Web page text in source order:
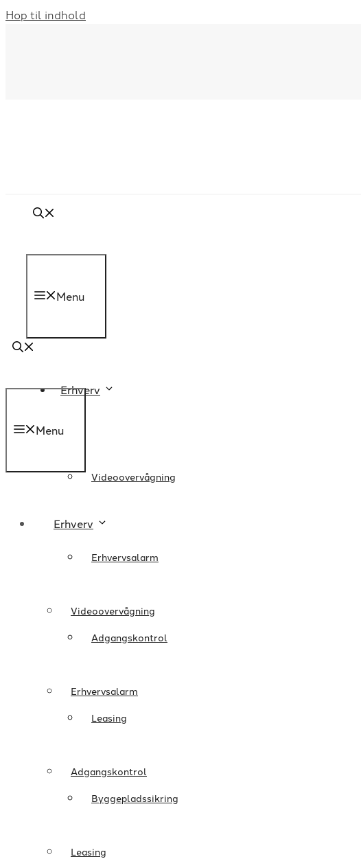
Hop til indhold
Menu
Erhverv
Videoovervågning
Erhvervsalarm
Adgangskontrol
Leasing
Byggepladssikring
Menu
Erhverv
Videoovervågning
Erhvervsalarm
Adgangskontrol
Leasing